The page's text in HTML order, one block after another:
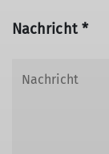
Nachricht *